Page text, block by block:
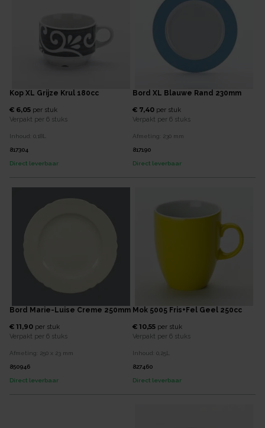
Kop XL Grijze Krul 180cc
€ 6,05 per stuk
Verpakt per 6 stuks
Inhoud: 0,18L
817304
Direct leverbaar
Bord XL Blauwe Rand 230mm
€ 7,40 per stuk
Verpakt per 6 stuks
Afmeting: 230 mm
817190
Direct leverbaar
Bord Marie-Luise Creme 250mm
€ 11,90 per stuk
Verpakt per 6 stuks
Afmeting: 250 x 23 mm
850946
Direct leverbaar
Mok 5005 Fris+Fel Geel 250cc
€ 10,55 per stuk
Verpakt per 6 stuks
Inhoud: 0,25L
827460
Direct leverbaar